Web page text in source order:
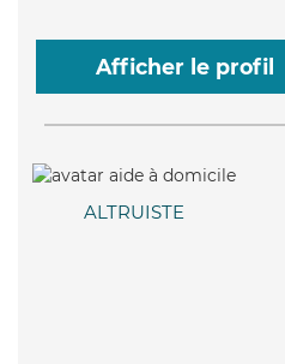
Afficher le profil
ALTRUISTE